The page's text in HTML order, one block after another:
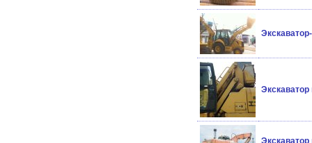
Экскаватор
Экскаватор